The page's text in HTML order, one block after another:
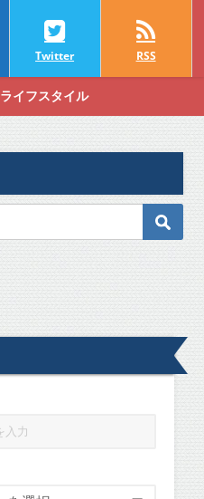
Twitter RSS
ライフスタイル